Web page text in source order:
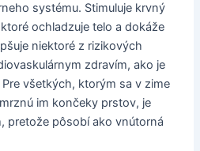
systému. Stimuluje krvný
ochladzuje telo a dokáže
niektoré z rizikových
zdravím, ako je
všetkých, ktorým sa v zime
im končeky prstov, je
pretože pôsobí ako vnútorná